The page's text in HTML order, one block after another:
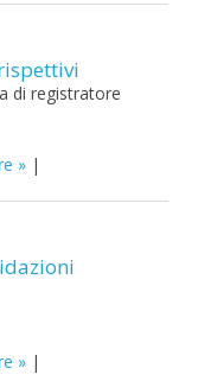
di registratore
|
|